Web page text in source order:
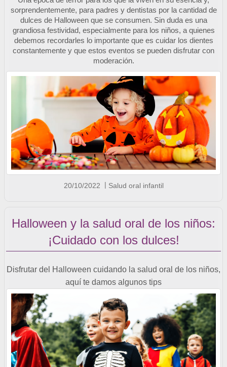
sorprendentemente, para padres y dentistas por la cantidad de
dulces de Halloween que se consumen. Sin duda es una
grandiosa festividad, especialmente para los niños, a quienes
debemos recordarles lo importante que es cuidar los dientes
constantemente y que estos eventos se pueden disfrutar con
moderación.
20/10/2022 Salud oral infantil
Halloween y la salud oral de los niños:
¡Cuidado con los dulces!
Disfrutar del Halloween cuidando la salud oral de los niños,
aquí te damos algunos tips